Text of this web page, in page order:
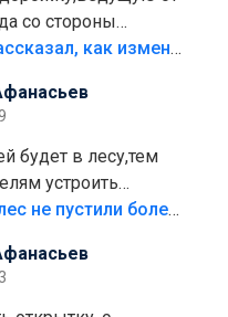
со стороны
слабо
и зимой
Глава Тольятти рассказал, как изменится парк Центрального района
будет в лесу,тем
устроить
костры,тех
водители всё
Штрафы мизерные.
В тольяттинский лес не пустили более тысячи автомобилей